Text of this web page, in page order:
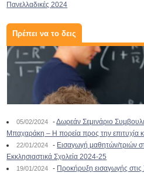
Πανελλαδικές 2024
Πρέπει να το δεις
05/02/2024 -Δωρεάν Σεμινάριο
Μπαχαράκη – Η πορεία προς την επιτυχία
22/01/2024 - Εισαγωγή μαθητών/τριών
Εκκλησιαστικά Σχολεία 2024-25
19/01/2024 - Προκήρυξη εισαγωγής στις